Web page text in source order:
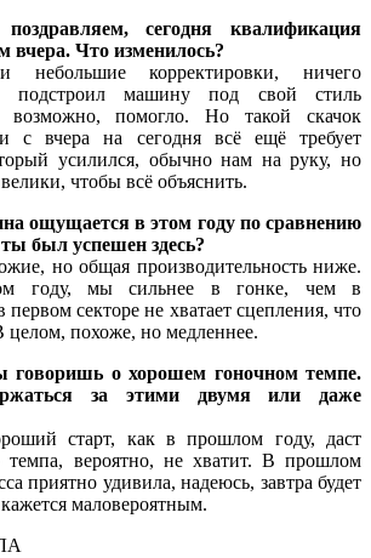
сегодня квалификация
Что изменилось?
корректировки, ничего
подстроил машину под свой стиль
помогло. Но такой скачок
с вчера на сегодня всё ещё требует
усилился, обычно нам на руку, но
чтобы всё объяснить.
ощущается в этом году по сравнению
был успешен здесь?
но общая производительность ниже.
году, мы сильнее в гонке, чем в
секторе не хватает сцепления, что
целом, похоже, но медленнее.
говоришь о хорошем гоночном темпе.
за этими двумя или даже
старт, как в прошлом году, даст
темпа, вероятно, не хватит. В прошлом
приятно удивила, надеюсь, завтра будет
маловероятным.